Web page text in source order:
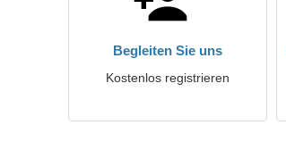
Begleiten Sie uns
Kostenlos registrieren